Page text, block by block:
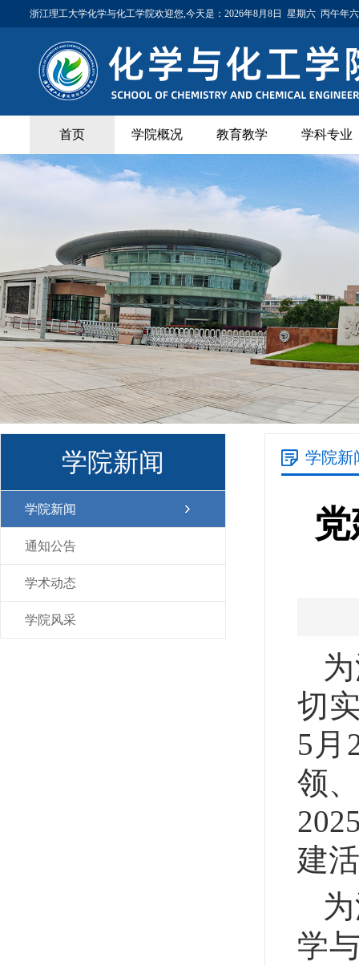
浙江理工大学化学与化工学院欢迎您,今天是：2026年8月8日 星期六 丙午年
首页 学院概况 教育教学 学科专业
学院新闻
学院新闻
通知公告
学术动态
学院风采
学院新
切
5月
领
建
学